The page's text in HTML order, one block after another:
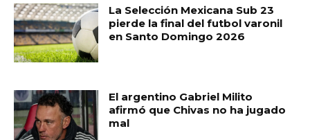
La Selección Mexicana Sub 23
pierde la final del futbol varonil
en Santo Domingo 2026
El argentino Gabriel Milito
afirmó que Chivas no ha jugado
mal